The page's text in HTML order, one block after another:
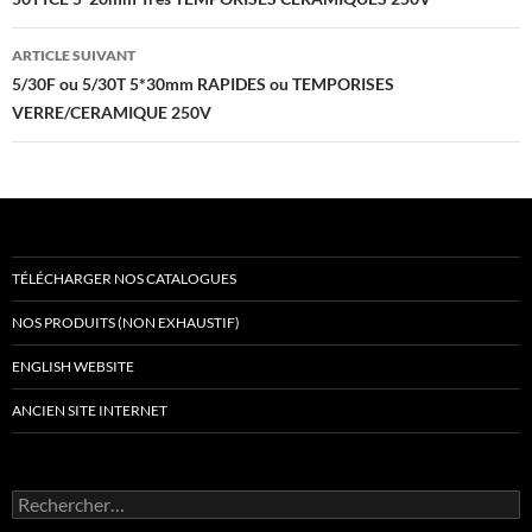
articles
ARTICLE SUIVANT
5/30F ou 5/30T 5*30mm RAPIDES ou TEMPORISES
VERRE/CERAMIQUE 250V
TÉLÉCHARGER NOS CATALOGUES
NOS PRODUITS (NON EXHAUSTIF)
ENGLISH WEBSITE
ANCIEN SITE INTERNET
Rechercher :